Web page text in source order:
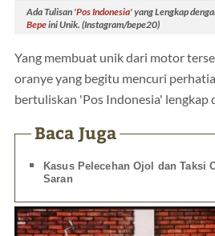
Ada Tulisan 'Pos Indonesia' yang Lengkap
Bepeini Unik. (Instagram/bepe20)
Yang membuat unik dari motor
oranye yang begitu mencuri
bertuliskan 'Pos Indonesia' lengkap
Baca Juga
Kasus Pelecehan Ojol dan Taksi
Saran